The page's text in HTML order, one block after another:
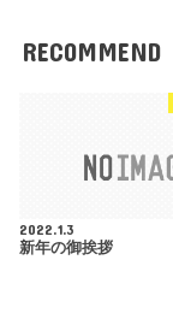
RECOMMEND
2022.1.3
新年の御挨拶